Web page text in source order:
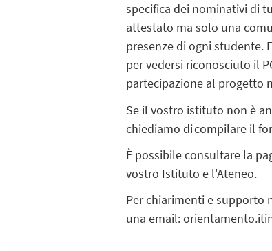
specifica dei nominativi di
attestato ma solo una
presenze di ogni studente.
per vedersi riconosciuto il
partecipazione al progetto
Se il vostro istituto non è
chiediamodi compilare il
È possibile consultare la
vostro Istituto e l'Ateneo.
Per chiarimenti e supporto
unaemail: